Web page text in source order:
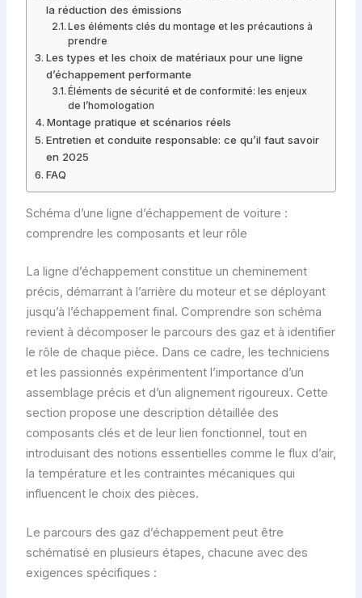
la réduction des émissions
Les éléments clés du montage et les précautions à
prendre
Les types et les choix de matériaux pour une ligne
d’échappement performante
Éléments de sécurité et de conformité: les enjeux
de l’homologation
Montage pratique et scénarios réels
Entretien et conduite responsable: ce qu’il faut savoir
en 2025
FAQ
Schéma d’une ligne d’échappement de voiture :
comprendre les composants et leur rôle
La ligne d’échappement constitue un cheminement
précis, démarrant à l’arrière du moteur et se déployant
jusqu’à l’échappement final. Comprendre son schéma
revient à décomposer le parcours des gaz et à identifier
le rôle de chaque pièce. Dans ce cadre, les techniciens
et les passionnés expérimentent l’importance d’un
assemblage précis et d’un alignement rigoureux. Cette
section propose une description détaillée des
composants clés et de leur lien fonctionnel, tout en
introduisant des notions essentielles comme le flux d’air,
la température et les contraintes mécaniques qui
influencent le choix des pièces.
Le parcours des gaz d’échappement peut être
schématisé en plusieurs étapes, chacune avec des
exigences spécifiques :